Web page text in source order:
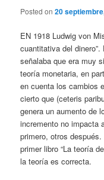
Posted on20
EN 1918 Ludwig von
cuantitativa del
señalaba que era muy
teoría monetaria, en
en cuenta los cambios
cierto que (ceteris
genera un aumento de
incremento no impacta
primero, otros
primer libro “La teoría
la teoría es correcta.